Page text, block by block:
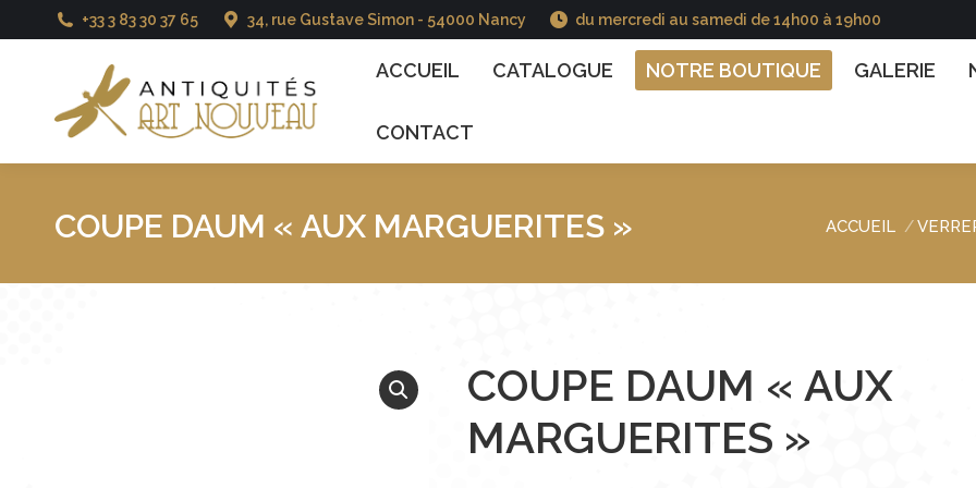
+33 3 83 30 37 65 34, rue Gustave Simon - 54000 Nancy du mercredi au samedi de 14h00 à 19h00
ACCUEIL CATALOGUE NOTRE BOUTIQUE GALERIE
CONTACT
COUPE DAUM « AUX MARGUERITES » Vous êtes ici :
ACCUEIL
COUPE DAUM « AUX
MARGUERITES »
ACCUEIL CATALOGUE NOTRE BOUTIQUE GALERIE NOS